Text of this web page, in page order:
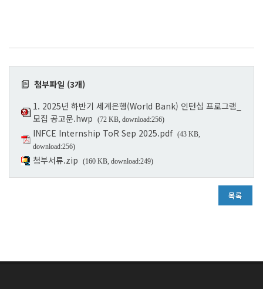
첨부파일 (3개)
1. 2025년 하반기 세계은행(World Bank) 인턴십 프로그램_
모집 공고문.hwp
(72 KB, download:256)
INFCE Internship ToR Sep 2025.pdf (43 KB,
download:256)
첨부서류.zip (160 KB, download:249)
목록